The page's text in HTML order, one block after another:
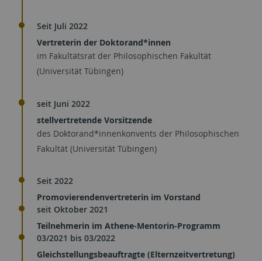
Seit Juli 2022
Vertreterin der Doktorand*innen
im Fakultätsrat der Philosophischen Fakultät
(Universität Tübingen)
seit Juni 2022
stellvertretende Vorsitzende
des Doktorand*innenkonvents der Philosophischen
Fakultät (Universität Tübingen)
Seit 2022
Promovierendenvertreterin im Vorstand
seit Oktober 2021
Teilnehmerin im Athene-Mentorin-Programm
03/2021 bis 03/2022
Gleichstellungsbeauftragte (Elternzeitvertretung)